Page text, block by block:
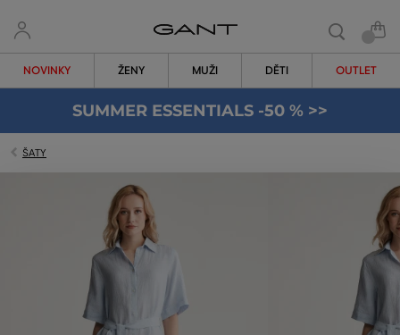
NOVINKY ŽENY MUŽI DĚTI OUTLET
SUMMER ESSENTIALS -50 % >>
ŠATY